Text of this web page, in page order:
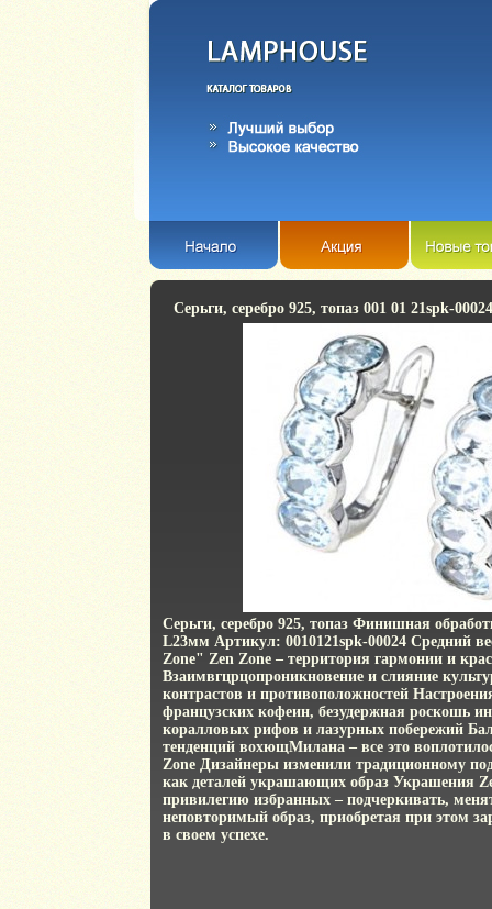
Серьги, серебро 925, топаз 001 01 21spk-
Серьги, серебро 925, топаз Финишная
L23мм Артикул: 0010121spk-00024 Средний
Zone" Zen Zone – территория гармонии и
Взаимвгцрцопроникновение и слияние
контрастов и противоположностей
французских кофеин, безудержная роскошь
коралловых рифов и лазурных побережий
тенденций вохющМилана – все это
Zone Дизайнеры изменили традиционному
как деталей украшающих образ Украшения
привилегию избранных – подчеркивать,
неповторимый образ, приобретая при этом
в своем успехе.